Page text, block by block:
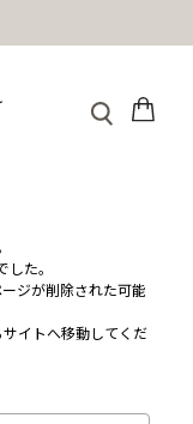
た。
ジが削除された可能
イトへ移動してくだ